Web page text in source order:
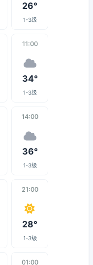
26°
1-3级
11:00
34°
1-3级
14:00
36°
1-3级
21:00
28°
1-3级
01:00